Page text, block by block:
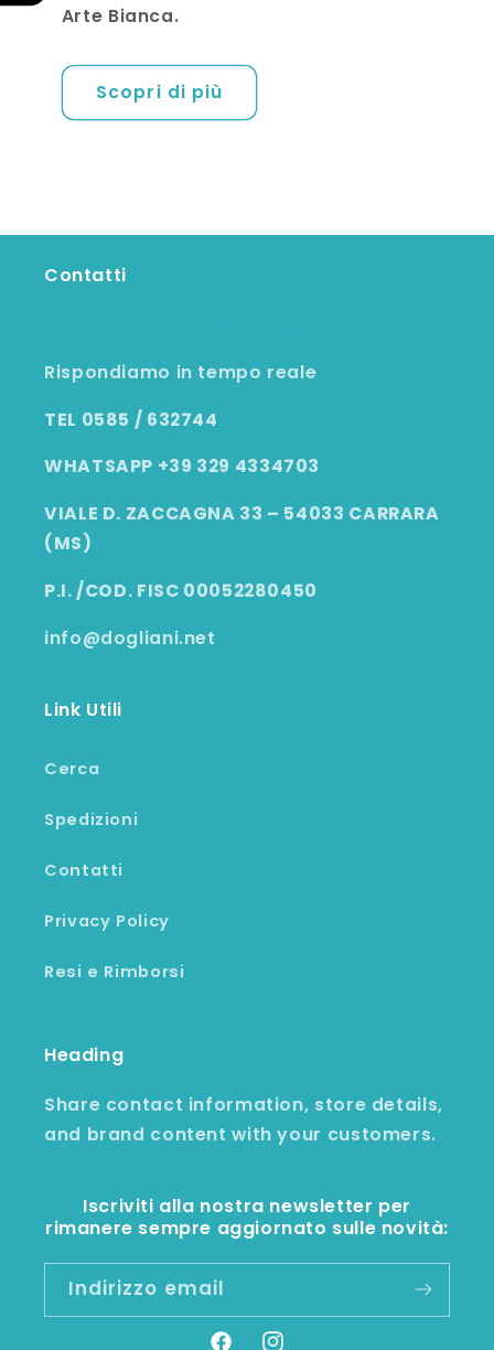
Arte Bianca.
Scopri di più
Contatti
Rispondiamo in tempo reale
TEL 0585 / 632744
WHATSAPP +39 329 4334703
VIALE D. ZACCAGNA 33 – 54033 CARRARA
(MS)
P.I. /COD. FISC 00052280450
info@dogliani.net
Link Utili
Cerca
Spedizioni
Contatti
Privacy Policy
Resi e Rimborsi
Heading
Share contact information, store details,
and brand content with your customers.
Iscriviti alla nostra newsletter per
rimanere sempre aggiornato sulle novità:
Indirizzo email